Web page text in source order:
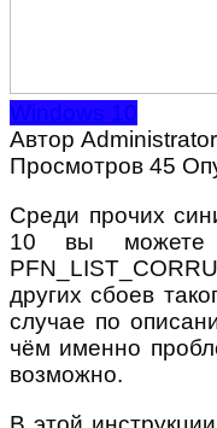
Windows 10
Автор Administrator
Просмотров 45
Среди прочих
10 вы можете
других сбоев
случае по
чём именно
возможно.